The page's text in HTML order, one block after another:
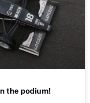
the podium!